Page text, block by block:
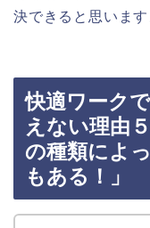
決できると思います
快適ワーク
えない理由
の種類によ
もある！」